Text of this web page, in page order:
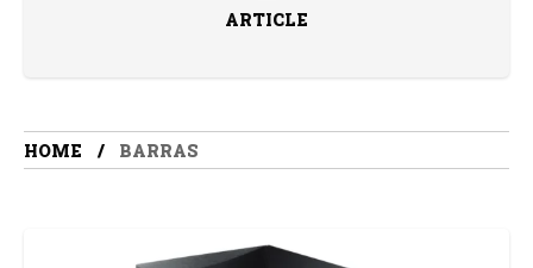
ARTICLE
HOME BARRAS